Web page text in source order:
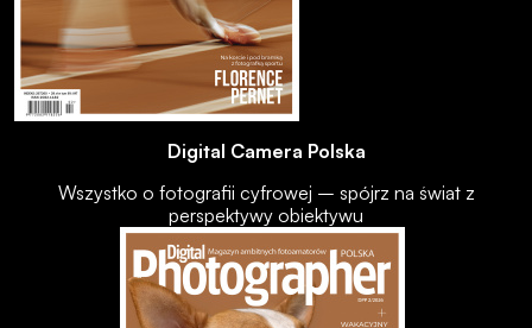
Digital Camera Polska
Wszystko o fotografii cyfrowej – spójrz na świat z
perspektywy obiektywu